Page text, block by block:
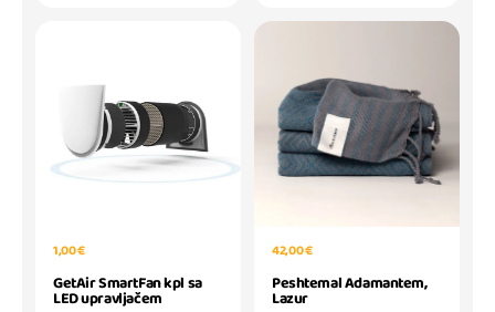
1,00 €
GetAir SmartFan kpl sa
LED upravljačem
42,00 €
Peshtemal Adamantem,
Lazur